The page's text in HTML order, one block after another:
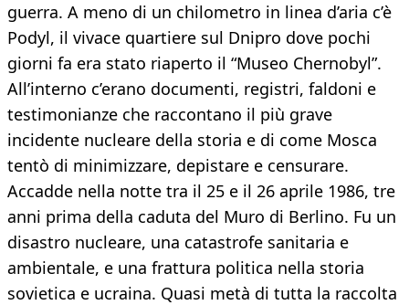
guerra. A meno di un chilometro in linea d’aria c’è
Podyl, il vivace quartiere sul Dnipro dove pochi
giorni fa era stato riaperto il “Museo Chernobyl”.
All’interno c’erano documenti, registri, faldoni e
testimonianze che raccontano il più grave
incidente nucleare della storia e di come Mosca
tentò di minimizzare, depistare e censurare.
Accadde nella notte tra il 25 e il 26 aprile 1986, tre
anni prima della caduta del Muro di Berlino. Fu un
disastro nucleare, una catastrofe sanitaria e
ambientale, e una frattura politica nella storia
sovietica e ucraina. Quasi metà di tutta la raccolta